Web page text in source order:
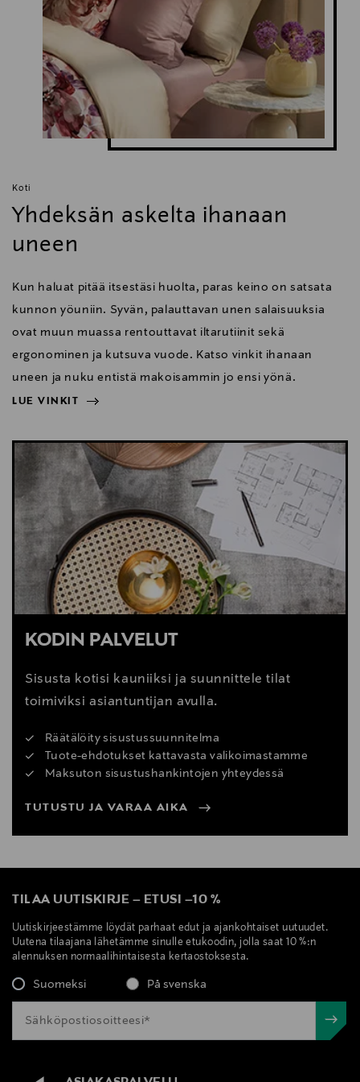
Koti
Yhdeksän askelta ihanaan
uneen
Kun haluat pitää itsestäsi huolta, paras keino on satsata
kunnon yöuniin. Syvän, palauttavan unen salaisuuksia
ovat muun muassa rentouttavat iltarutiinit sekä
ergonominen ja kutsuva vuode. Katso vinkit ihanaan
uneen ja nuku entistä makoisammin jo ensi yönä.
LUE VINKIT
LUE VINKIT
KODIN PALVELUT
Sisusta kotisi kauniiksi ja suunnittele tilat
toimiviksi asiantuntijan avulla.
Räätälöity sisustussuunnitelma
Tuote-ehdotukset kattavasta valikoimastamme
Maksuton sisustushankintojen yhteydessä
TUTUSTU JA VARAA AIKA
TILAA UUTISKIRJE – ETUSI –10 %
Uutiskirjeestämme löydät parhaat edut ja ajankohtaiset uutuudet.
Uutena tilaajana lähetämme sinulle etukoodin, jolla saat 10 %:n
alennuksen normaalihintaisesta kertaostoksesta.
Suomeksi På svenska